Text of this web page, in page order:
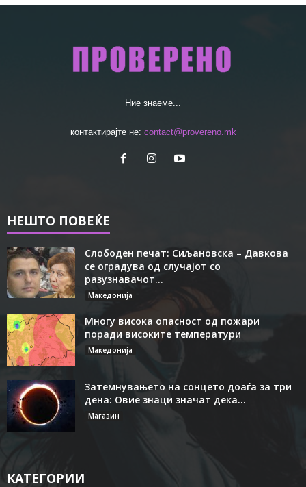
Ние знаеме...
контактирајте не: contact@provereno.mk
НЕШТО ПОВЕЌЕ
Слободен печат: Сиљановска – Давкова
се оградува од случајот со
разузнавачот...
Македонија
Многу висока опасност од пожари
поради високите температури
Македонија
Затемнувањето на сонцето доаѓа за три
дена: Овие знаци значат дека...
Магазин
КАТЕГОРИИ